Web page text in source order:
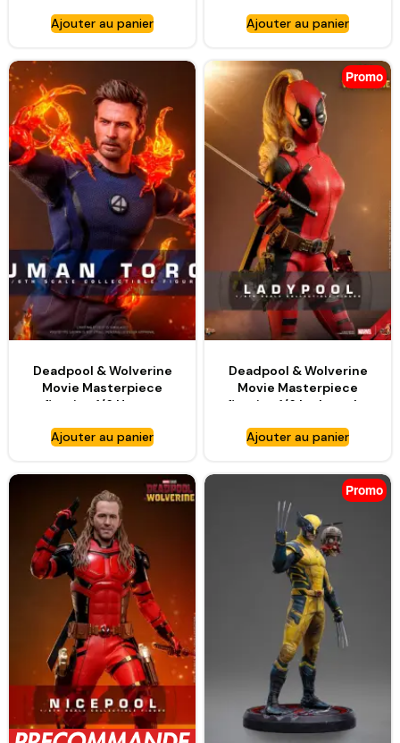
Ajouter au panier
Ajouter au panier
Deadpool & Wolverine
Movie Masterpiece
figurine 1/6 Human
Ajouter au panier
Promo
Deadpool & Wolverine
Movie Masterpiece
figurine 1/6 Ladypool –
Ajouter au panier
Promo